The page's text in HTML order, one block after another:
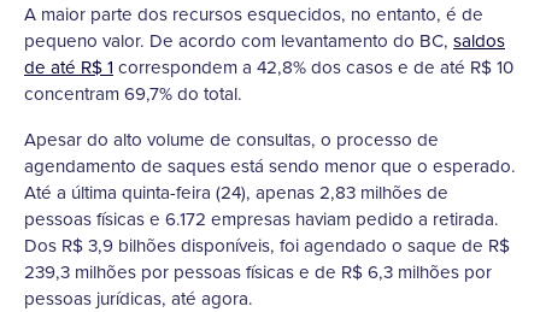
A maior parte dos recursos esquecidos, no entanto, é de
pequeno valor. De acordo com levantamento do BC, saldos
de até R$ 1 correspondem a 42,8% dos casos e de até R$ 10
concentram 69,7% do total.
Apesar do alto volume de consultas, o processo de
agendamento de saques está sendo menor que o esperado.
Até a última quinta-feira (24), apenas 2,83 milhões de
pessoas físicas e 6.172 empresas haviam pedido a retirada.
Dos R$ 3,9 bilhões disponíveis, foi agendado o saque de R$
239,3 milhões por pessoas físicas e de R$ 6,3 milhões por
pessoas jurídicas, até agora.